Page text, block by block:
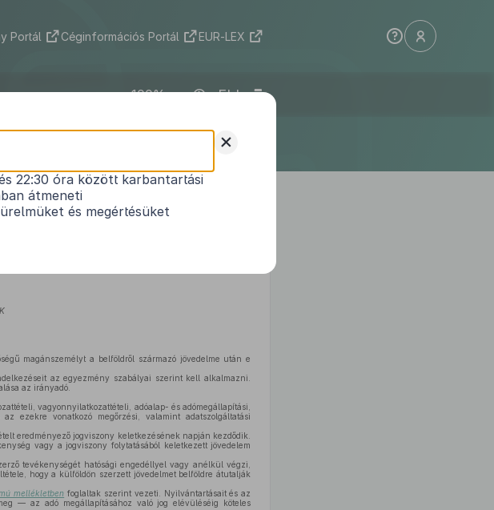
Portál Céginformációs Portál EUR-LEX
ELI
*1
01.
magánszemélyt a belföldről származó jövedelme után e
az egyezmény szabályai szerint kell alkalmazni.
az irányadó.
vagyonnyilatkozattételi, adóalap- és adómegállapítási,
ezekre vonatkozó megőrzési, valamint adatszolgáltatási
eredményező jogviszony keletkezésének napján kezdődik.
vagy a jogviszony folytatásából keletkezett jövedelem
tevékenységét hatósági engedéllyel vagy anélkül végzi,
hogy a külföldön szerzett jövedelmet belföldre átutalják
mellékletben foglaltak szerint vezeti. Nyilvántartásait és az
— az adó megállapításához való jog elévüléséig köteles
+
22:30 óra között karbantartási
átmeneti
és megértésüket